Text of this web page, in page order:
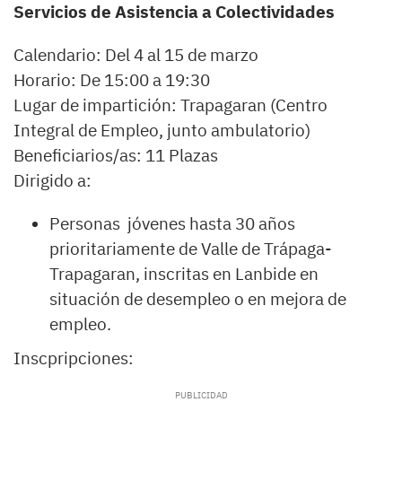
Servicios de Asistencia a Colectividades
Calendario: Del 4 al 15 de marzo
Horario: De 15:00 a 19:30
Lugar de impartición: Trapagaran (Centro
Integral de Empleo, junto ambulatorio)
Beneficiarios/as: 11 Plazas
Dirigido a:
Personas jóvenes hasta 30 años
prioritariamente de Valle de Trápaga-
Trapagaran, inscritas en Lanbide en
situación de desempleo o en mejora de
empleo.
Inscpripciones: